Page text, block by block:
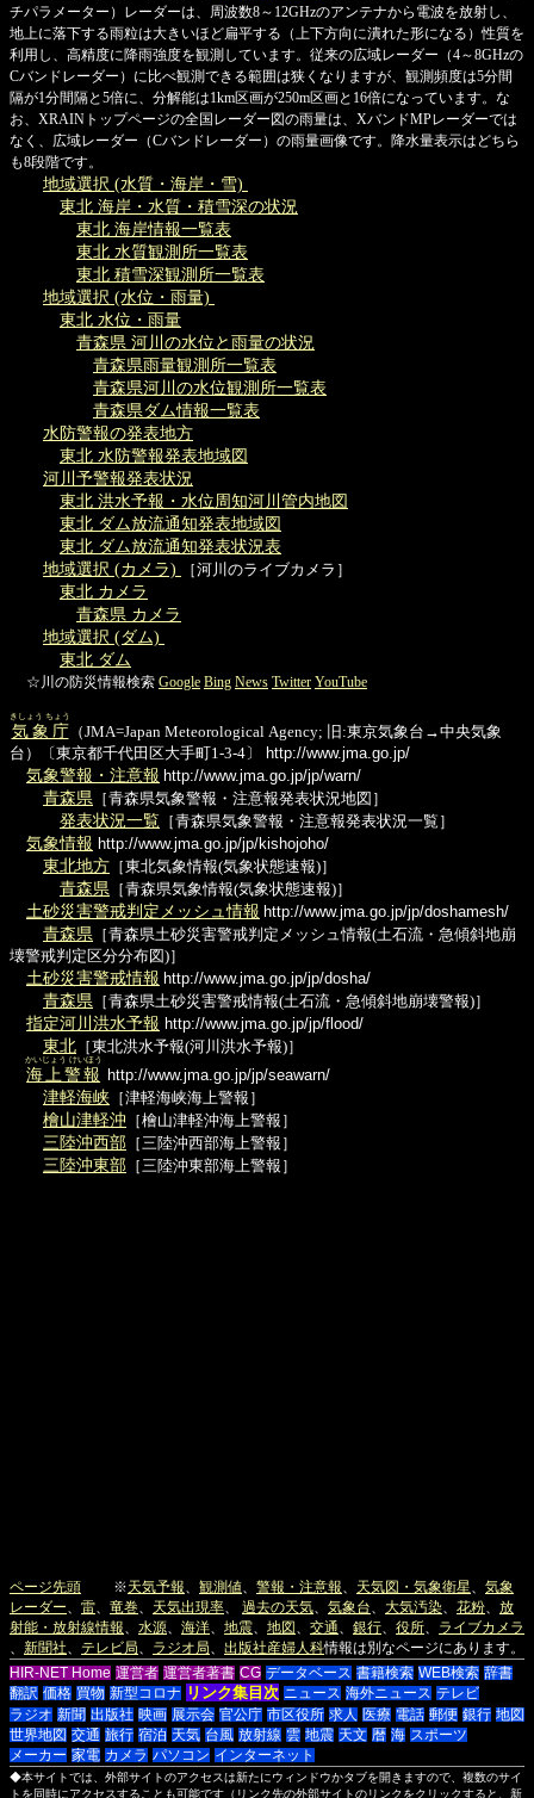
チパラメーター）レーダーは、周波数8～12GHzのアンテナから電波を放射し、
地上に落下する雨粒は大きいほど扁平する（上下方向に潰れた形になる）性質を
利用し、高精度に降雨強度を観測しています。従来の広域レーダー（4～8GHzの
Cバンドレーダー）に比べ観測できる範囲は狭くなりますが、観測頻度は5分間
隔が1分間隔と5倍に、分解能は1km区画が250m区画と16倍になっています。な
お、XRAINトップページの全国レーダー図の雨量は、XバンドMPレーダーでは
なく、広域レーダー（Cバンドレーダー）の雨量画像です。降水量表示はどちら
も8段階です。
地域選択 (水質・海岸・雪)
東北 海岸・水質・積雪深の状況
東北 海岸情報一覧表
東北 水質観測所一覧表
東北 積雪深観測所一覧表
地域選択 (水位・雨量)
東北 水位・雨量
青森県 河川の水位と雨量の状況
青森県雨量観測所一覧表
青森県河川の水位観測所一覧表
青森県ダム情報一覧表
水防警報の発表地方
東北 水防警報発表地域図
河川予警報発表状況
東北 洪水予報・水位周知河川管内地図
東北 ダム放流通知発表地域図
東北 ダム放流通知発表状況表
地域選択 (カメラ)
［河川のライブカメラ］
東北 カメラ
青森県 カメラ
地域選択 (ダム)
東北 ダム
☆川の防災情報検索 Google Bing News Twitter YouTube
気象庁
きしょう ちょう
（JMA=Japan Meteorological Agency; 旧:東京気象台→中央気象
台）〔東京都千代田区大手町1-3-4〕
http://www.jma.go.jp/
気象警報・注意報 http://www.jma.go.jp/jp/warn/
青森県 ［青森県気象警報・注意報発表状況地図］
発表状況一覧 ［青森県気象警報・注意報発表状況一覧］
気象情報 http://www.jma.go.jp/jp/kishojoho/
東北地方 ［東北気象情報(気象状態速報)］
青森県 ［青森県気象情報(気象状態速報)］
土砂災害警戒判定メッシュ情報 http://www.jma.go.jp/jp/doshamesh/
青森県 ［青森県土砂災害警戒判定メッシュ情報(土石流・急傾斜地崩
壊警戒判定区分分布図)］
土砂災害警戒情報 http://www.jma.go.jp/jp/dosha/
青森県 ［青森県土砂災害警戒情報(土石流・急傾斜地崩壊警報)］
指定河川洪水予報 http://www.jma.go.jp/jp/flood/
東北 ［東北洪水予報(河川洪水予報)］
海上警報
かいじょう けいほう
http://www.jma.go.jp/jp/seawarn/
津軽海峡 ［津軽海峡海上警報］
檜山津軽沖 ［檜山津軽沖海上警報］
三陸沖西部 ［三陸沖西部海上警報］
三陸沖東部 ［三陸沖東部海上警報］
ページ先頭 ※天気予報 観測値 警報・注意報 天気図・気象衛星
気象
レーダー
雷 竜巻 天気出現率 過去の天気 気象台 大気汚染 花粉
放
射能・放射線情報
水源 海洋 地震 地図 交通 銀行 役所
ライブカメラ
新聞社 テレビ局 ラジオ局 出版社産婦人科情報は別なページにあります。
HIR-NET Home 運営者 運営者著書 CG データベース 書籍検索 WEB検索 辞書
翻訳 価格 買物 新型コロナ リンク集目次 ニュース 海外ニュース テレビ
ラジオ 新聞 出版社 映画 展示会 官公庁 市区役所 求人 医療 電話 郵便 銀行 地図
世界地図 交通 旅行 宿泊 天気 台風 放射線 雲 地震 天文 暦 海 スポーツ
メーカー 家電 カメラ パソコン インターネット
◆本サイトでは、外部サイトのアクセスは新たにウィンドウかタブを開きますので、複数のサイ
トを同時にアクセスすることも可能です（リンク先の外部サイトのリンクをクリックすると、新